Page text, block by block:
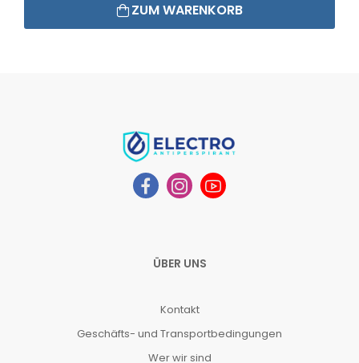
ZUM WARENKORB
ÜBER UNS
Kontakt
Geschäfts- und Transportbedingungen
Wer wir sind